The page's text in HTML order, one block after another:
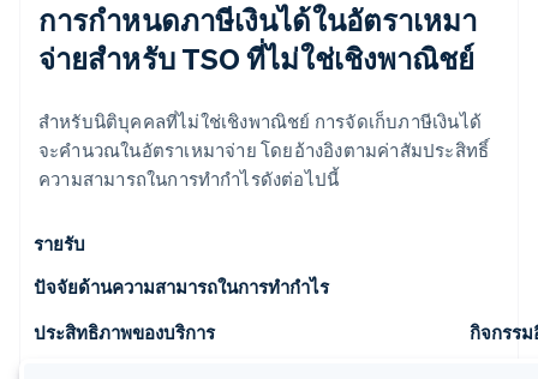
การกำหนดภาษีเงินได้ในอัตราเหมา
จ่ายสำหรับ TSO ที่ไม่ใช่เชิงพาณิชย์
สำหรับนิติบุคคลที่ไม่ใช่เชิงพาณิชย์ การจัดเก็บภาษีเงินได้
จะคำนวณในอัตราเหมาจ่าย โดยอ้างอิงตามค่าสัมประสิทธิ์
ความสามารถในการทำกำไรดังต่อไปนี้
รายรับ
ปัจจัยด้านความสามารถในการทำกำไร
ประสิทธิภาพของบริการ
กิจกรร